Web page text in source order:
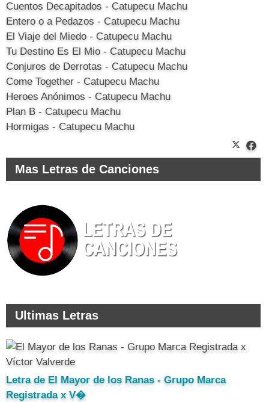
Cuentos Decapitados - Catupecu Machu
Entero o a Pedazos - Catupecu Machu
El Viaje del Miedo - Catupecu Machu
Tu Destino Es El Mio - Catupecu Machu
Conjuros de Derrotas - Catupecu Machu
Come Together - Catupecu Machu
Heroes Anónimos - Catupecu Machu
Plan B - Catupecu Machu
Hormigas - Catupecu Machu
Mas Letras de Canciones
Ultimas Letras
Letra de El Mayor de los Ranas - Grupo Marca
Registrada x V�